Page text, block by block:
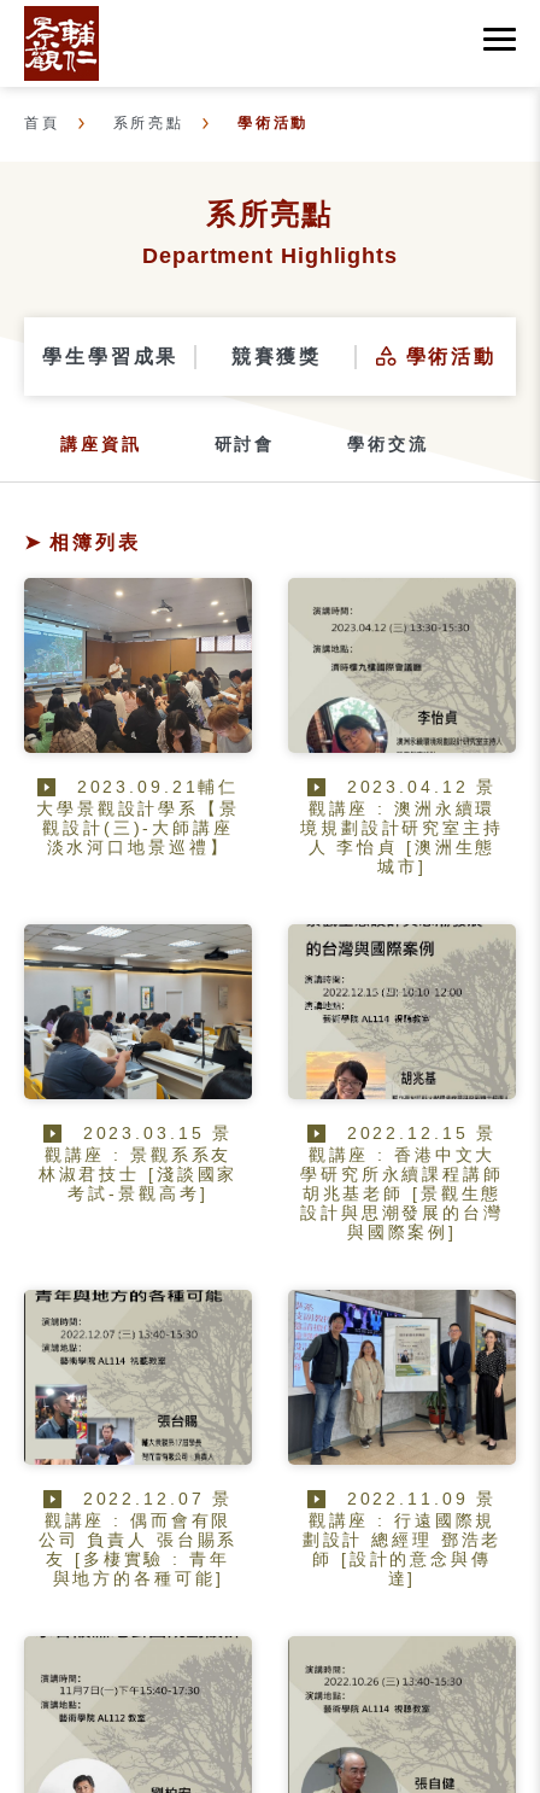
首頁 系所亮點 學術活動
系所亮點
Department Highlights
學生學習成果 競賽獲獎 學術活動
講座資訊 研討會 學術交流
相簿列表
2023.09.21輔仁
大學景觀設計學系【景
觀設計(三)-大師講座
淡水河口地景巡禮】
2023.04.12 景
觀講座 : 澳洲永續環
境規劃設計研究室主持
人 李怡貞 [澳洲生態
城市]
2023.03.15 景
觀講座 : 景觀系系友
林淑君技士 [淺談國家
考試-景觀高考]
2022.12.15 景
觀講座 : 香港中文大
學研究所永續課程講師
胡兆基老師 [景觀生態
設計與思潮發展的台灣
與國際案例]
2022.12.07 景
觀講座 : 偶而會有限
公司 負責人 張台賜系
友 [多棲實驗 : 青年
與地方的各種可能]
2022.11.09 景
觀講座 : 行遠國際規
劃設計 總經理 鄧浩老
師 [設計的意念與傳
達]